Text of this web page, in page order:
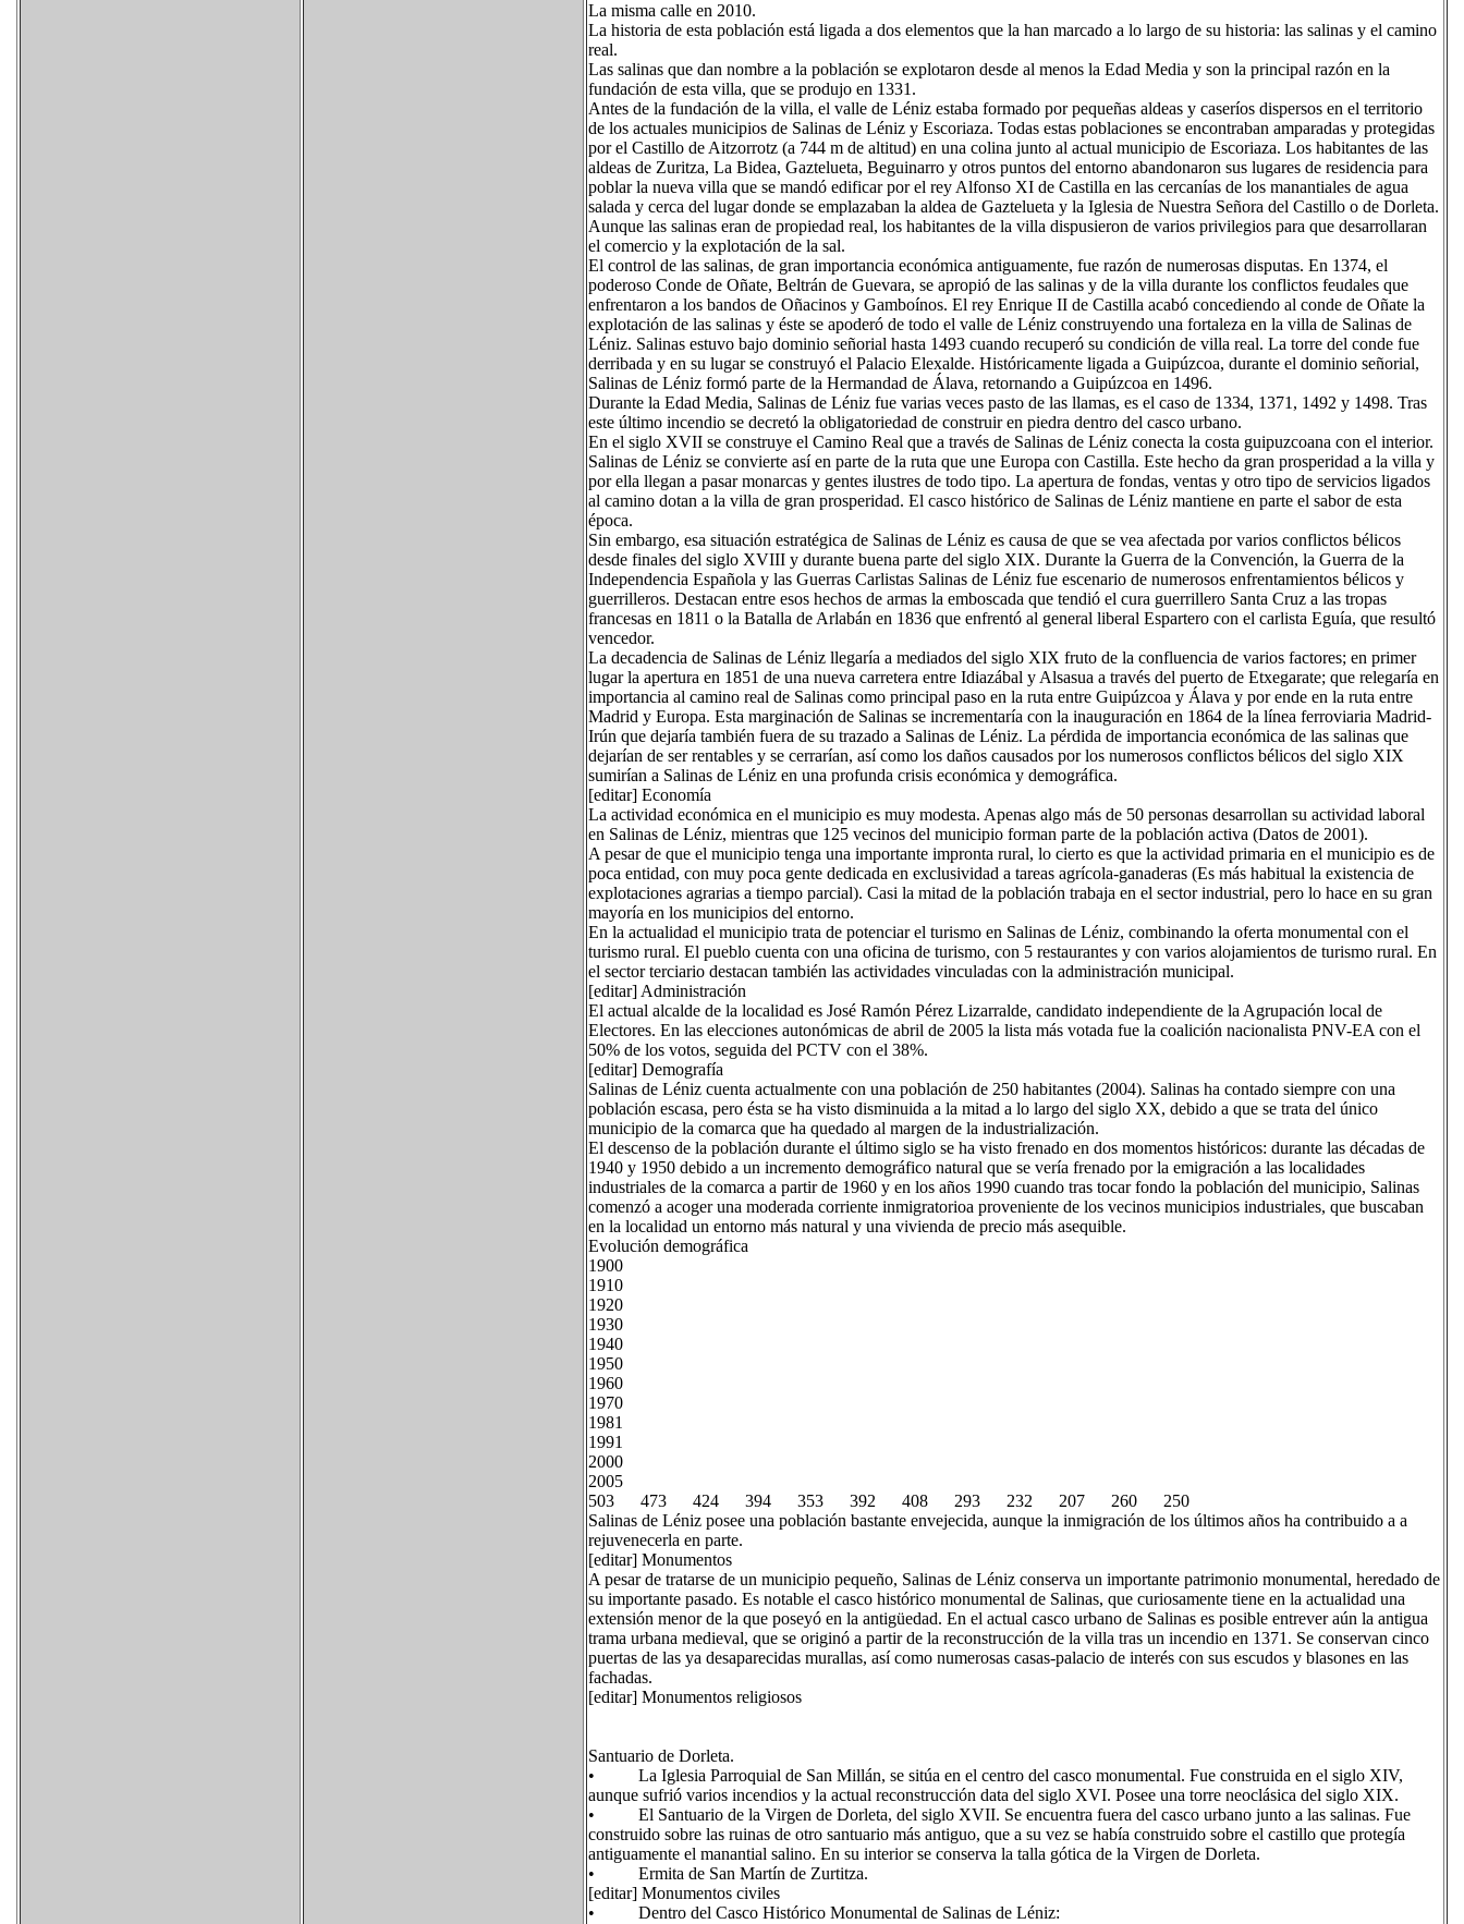
La misma calle en 2010.
La historia de esta población está ligada a dos elementos que la han marcado a lo largo de su historia: las salinas y el camino
real.
Las salinas que dan nombre a la población se explotaron desde al menos la Edad Media y son la principal razón en la
fundación de esta villa, que se produjo en 1331.
Antes de la fundación de la villa, el valle de Léniz estaba formado por pequeñas aldeas y caseríos dispersos en el territorio
de los actuales municipios de Salinas de Léniz y Escoriaza. Todas estas poblaciones se encontraban amparadas y protegidas
por el Castillo de Aitzorrotz (a 744 m de altitud) en una colina junto al actual municipio de Escoriaza. Los habitantes de las
aldeas de Zuritza, La Bidea, Gaztelueta, Beguinarro y otros puntos del entorno abandonaron sus lugares de residencia para
poblar la nueva villa que se mandó edificar por el rey Alfonso XI de Castilla en las cercanías de los manantiales de agua
salada y cerca del lugar donde se emplazaban la aldea de Gaztelueta y la Iglesia de Nuestra Señora del Castillo o de Dorleta.
Aunque las salinas eran de propiedad real, los habitantes de la villa dispusieron de varios privilegios para que desarrollaran
el comercio y la explotación de la sal.
El control de las salinas, de gran importancia económica antiguamente, fue razón de numerosas disputas. En 1374, el
poderoso Conde de Oñate, Beltrán de Guevara, se apropió de las salinas y de la villa durante los conflictos feudales que
enfrentaron a los bandos de Oñacinos y Gamboínos. El rey Enrique II de Castilla acabó concediendo al conde de Oñate la
explotación de las salinas y éste se apoderó de todo el valle de Léniz construyendo una fortaleza en la villa de Salinas de
Léniz. Salinas estuvo bajo dominio señorial hasta 1493 cuando recuperó su condición de villa real. La torre del conde fue
derribada y en su lugar se construyó el Palacio Elexalde. Históricamente ligada a Guipúzcoa, durante el dominio señorial,
Salinas de Léniz formó parte de la Hermandad de Álava, retornando a Guipúzcoa en 1496.
Durante la Edad Media, Salinas de Léniz fue varias veces pasto de las llamas, es el caso de 1334, 1371, 1492 y 1498. Tras
este último incendio se decretó la obligatoriedad de construir en piedra dentro del casco urbano.
En el siglo XVII se construye el Camino Real que a través de Salinas de Léniz conecta la costa guipuzcoana con el interior.
Salinas de Léniz se convierte así en parte de la ruta que une Europa con Castilla. Este hecho da gran prosperidad a la villa y
por ella llegan a pasar monarcas y gentes ilustres de todo tipo. La apertura de fondas, ventas y otro tipo de servicios ligados
al camino dotan a la villa de gran prosperidad. El casco histórico de Salinas de Léniz mantiene en parte el sabor de esta
época.
Sin embargo, esa situación estratégica de Salinas de Léniz es causa de que se vea afectada por varios conflictos bélicos
desde finales del siglo XVIII y durante buena parte del siglo XIX. Durante la Guerra de la Convención, la Guerra de la
Independencia Española y las Guerras Carlistas Salinas de Léniz fue escenario de numerosos enfrentamientos bélicos y
guerrilleros. Destacan entre esos hechos de armas la emboscada que tendió el cura guerrillero Santa Cruz a las tropas
francesas en 1811 o la Batalla de Arlabán en 1836 que enfrentó al general liberal Espartero con el carlista Eguía, que resultó
vencedor.
La decadencia de Salinas de Léniz llegaría a mediados del siglo XIX fruto de la confluencia de varios factores; en primer
lugar la apertura en 1851 de una nueva carretera entre Idiazábal y Alsasua a través del puerto de Etxegarate; que relegaría en
importancia al camino real de Salinas como principal paso en la ruta entre Guipúzcoa y Álava y por ende en la ruta entre
Madrid y Europa. Esta marginación de Salinas se incrementaría con la inauguración en 1864 de la línea ferroviaria Madrid-
Irún que dejaría también fuera de su trazado a Salinas de Léniz. La pérdida de importancia económica de las salinas que
dejarían de ser rentables y se cerrarían, así como los daños causados por los numerosos conflictos bélicos del siglo XIX
sumirían a Salinas de Léniz en una profunda crisis económica y demográfica.
[editar] Economía
La actividad económica en el municipio es muy modesta. Apenas algo más de 50 personas desarrollan su actividad laboral
en Salinas de Léniz, mientras que 125 vecinos del municipio forman parte de la población activa (Datos de 2001).
A pesar de que el municipio tenga una importante impronta rural, lo cierto es que la actividad primaria en el municipio es de
poca entidad, con muy poca gente dedicada en exclusividad a tareas agrícola-ganaderas (Es más habitual la existencia de
explotaciones agrarias a tiempo parcial). Casi la mitad de la población trabaja en el sector industrial, pero lo hace en su gran
mayoría en los municipios del entorno.
En la actualidad el municipio trata de potenciar el turismo en Salinas de Léniz, combinando la oferta monumental con el
turismo rural. El pueblo cuenta con una oficina de turismo, con 5 restaurantes y con varios alojamientos de turismo rural. En
el sector terciario destacan también las actividades vinculadas con la administración municipal.
[editar] Administración
El actual alcalde de la localidad es José Ramón Pérez Lizarralde, candidato independiente de la Agrupación local de
Electores. En las elecciones autonómicas de abril de 2005 la lista más votada fue la coalición nacionalista PNV-EA con el
50% de los votos, seguida del PCTV con el 38%.
[editar] Demografía
Salinas de Léniz cuenta actualmente con una población de 250 habitantes (2004). Salinas ha contado siempre con una
población escasa, pero ésta se ha visto disminuida a la mitad a lo largo del siglo XX, debido a que se trata del único
municipio de la comarca que ha quedado al margen de la industrialización.
El descenso de la población durante el último siglo se ha visto frenado en dos momentos históricos: durante las décadas de
1940 y 1950 debido a un incremento demográfico natural que se vería frenado por la emigración a las localidades
industriales de la comarca a partir de 1960 y en los años 1990 cuando tras tocar fondo la población del municipio, Salinas
comenzó a acoger una moderada corriente inmigratorioa proveniente de los vecinos municipios industriales, que buscaban
en la localidad un entorno más natural y una vivienda de precio más asequible.
Evolución demográfica
1900
1910
1920
1930
1940
1950
1960
1970
1981
1991
2000
2005
503 473 424 394 353 392 408 293 232 207 260 250
Salinas de Léniz posee una población bastante envejecida, aunque la inmigración de los últimos años ha contribuido a a
rejuvenecerla en parte.
[editar] Monumentos
A pesar de tratarse de un municipio pequeño, Salinas de Léniz conserva un importante patrimonio monumental, heredado de
su importante pasado. Es notable el casco histórico monumental de Salinas, que curiosamente tiene en la actualidad una
extensión menor de la que poseyó en la antigüedad. En el actual casco urbano de Salinas es posible entrever aún la antigua
trama urbana medieval, que se originó a partir de la reconstrucción de la villa tras un incendio en 1371. Se conservan cinco
puertas de las ya desaparecidas murallas, así como numerosas casas-palacio de interés con sus escudos y blasones en las
fachadas.
[editar] Monumentos religiosos
Santuario de Dorleta.
• La Iglesia Parroquial de San Millán, se sitúa en el centro del casco monumental. Fue construida en el siglo XIV,
aunque sufrió varios incendios y la actual reconstrucción data del siglo XVI. Posee una torre neoclásica del siglo XIX.
• El Santuario de la Virgen de Dorleta, del siglo XVII. Se encuentra fuera del casco urbano junto a las salinas. Fue
construido sobre las ruinas de otro santuario más antiguo, que a su vez se había construido sobre el castillo que protegía
antiguamente el manantial salino. En su interior se conserva la talla gótica de la Virgen de Dorleta.
• Ermita de San Martín de Zurtitza.
[editar] Monumentos civiles
• Dentro del Casco Histórico Monumental de Salinas de Léniz: